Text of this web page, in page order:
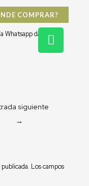
COMPRAR?
dándo clic:
W
h
a
siguiente
→
Los campos